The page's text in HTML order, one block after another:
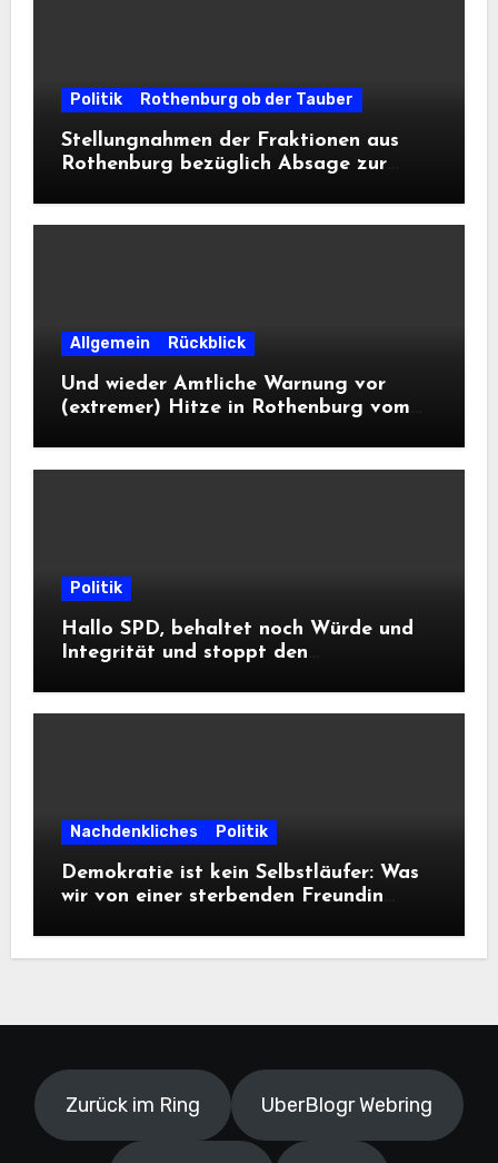
Politik Rothenburg ob der Tauber
Stellungnahmen der Fraktionen aus
Rothenburg bezüglich Absage zur
Allgemein Rückblick
Und wieder Amtliche Warnung vor
(extremer) Hitze in Rothenburg vom
Politik
Hallo SPD, behaltet noch Würde und
Integrität und stoppt den
Informationsfreiheit!
Nachdenkliches Politik
Demokratie ist kein Selbstläufer: Was
wir von einer sterbenden Freundin
Zurück im Ring UberBlogr Webring